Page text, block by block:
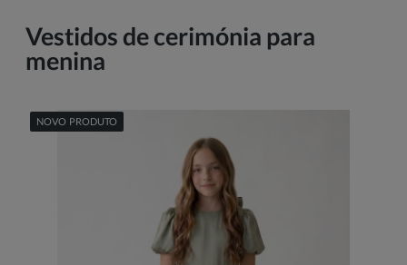
Vestidos de cerimónia para
menina
NOVO PRODUTO